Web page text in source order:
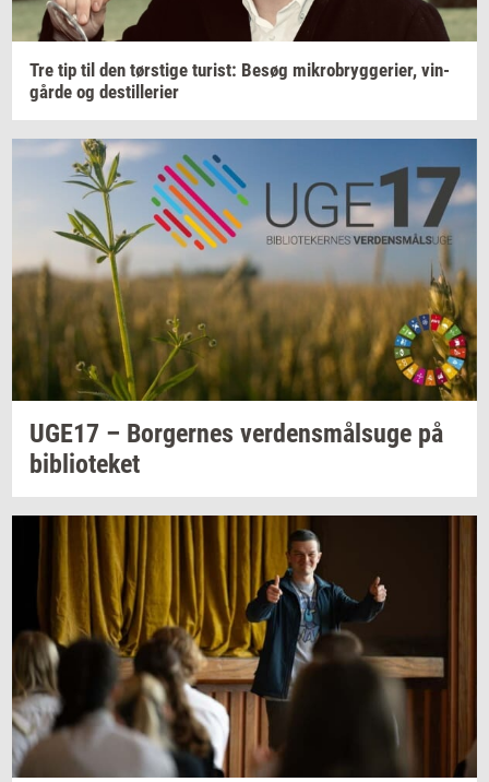
Tre tip til den tørsti­ge turist: Besøg mi­kro­bryg­ge­ri­er, vin­
går­de og destil­le­ri­er
UGE17 – Bor­ger­nes ver­dens­målsu­ge på
bi­bli­o­te­ket